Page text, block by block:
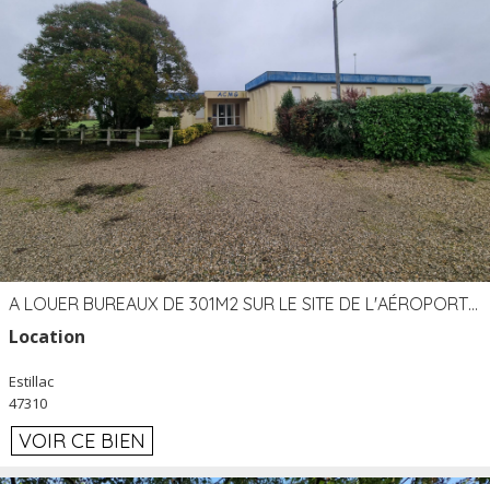
A LOUER BUREAUX DE 301M2 SUR LE SITE DE L'AÉROPORT AGEN LA GARENNE
Location
Estillac
47310
VOIR CE BIEN